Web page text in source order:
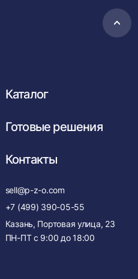
в
Каталог
Готовые решения
Контакты
sell@p-z-o.com
+7 (499) 390-05-55
Казань, Портовая улица, 23
ПН-ПТ с 9:00 до 18:00